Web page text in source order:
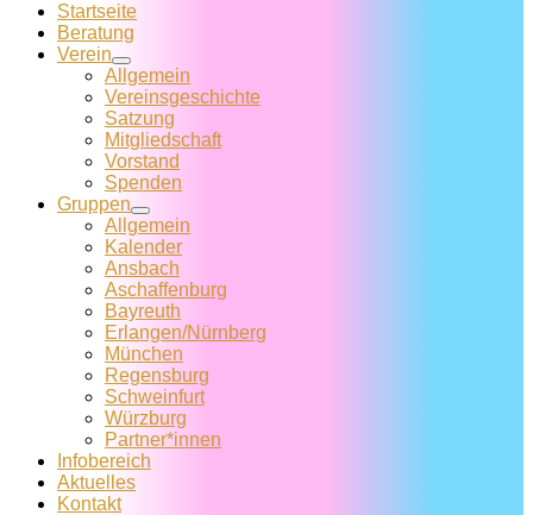
Startseite
Beratung
Verein
Allgemein
Vereins­geschichte
Satzung
Mitglied­schaft
Vorstand
Spenden
Gruppen
Allgemein
Kalender
Ansbach
Aschaffenburg
Bayreuth
Erlangen/Nürnberg
München
Regensburg
Schweinfurt
Würzburg
Partner*innen
Infobereich
Aktuelles
Kontakt